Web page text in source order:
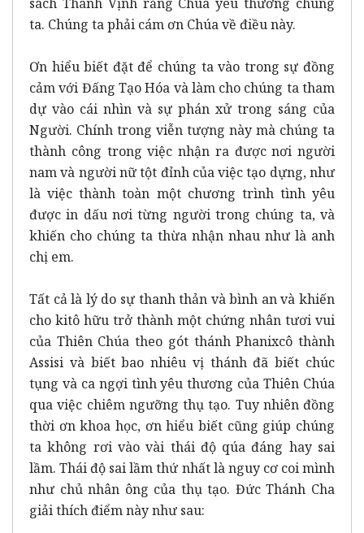
ta. Chúng ta phải cám ơn Chúa về điều này.
Ơn hiểu biết đặt để chúng ta vào trong sự đồng
cảm với Đấng Tạo Hóa và làm cho chúng ta tham
dự vào cái nhìn và sự phán xử trong sáng của
Người. Chính trong viễn tượng này mà chúng ta
thành công trong việc nhận ra được nơi người
nam và người nữ tột đỉnh của việc tạo dựng, như
là việc thành toàn một chương trình tình yêu
được in dấu nơi từng người trong chúng ta, và
khiến cho chúng ta thừa nhận nhau như là anh
chị em.
Tất cả là lý do sự thanh thản và bình an và khiến
cho kitô hữu trở thành một chứng nhân tươi vui
của Thiên Chúa theo gót thánh Phanixcô thành
Assisi và biết bao nhiêu vị thánh đã biết chúc
tụng và ca ngợi tình yêu thương của Thiên Chúa
qua việc chiêm ngưỡng thụ tạo. Tuy nhiên đồng
thời ơn khoa học, ơn hiểu biết cũng giúp chúng
ta không rơi vào vài thái độ qúa đáng hay sai
lầm. Thái độ sai lầm thứ nhất là nguy cơ coi mình
như chủ nhân ông của thụ tạo. Đức Thánh Cha
giải thích điểm này như sau: